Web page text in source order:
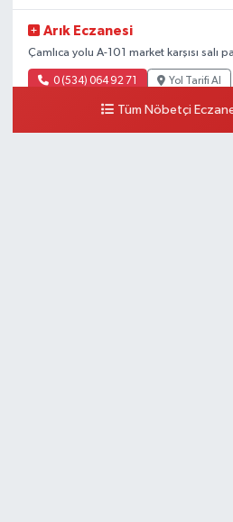
Arık Eczanesi
Çamlıca yolu A-101 market karşısı salı
0 (534) 064 92 71 Yol Tarifi Al
Tüm Nöbetçi